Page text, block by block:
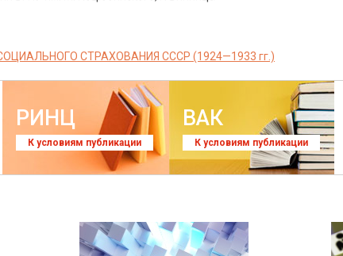
СТРАХОВАНИЯ СССР (1924—1933 гг.)
РИНЦ
К условиям публикации
ВАК
К условиям публикации